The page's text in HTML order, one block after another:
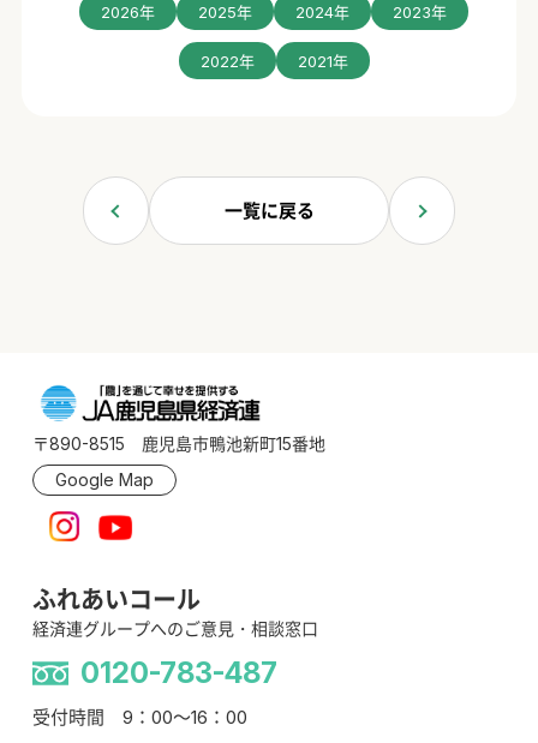
2026年 2025年 2024年 2023年
2022年 2021年
一覧に戻る
〒890-8515 鹿児島市鴨池新町15番地
Google Map
ふれあいコール
経済連グループへのご意見・相談窓口
0120-783-487
受付時間 9：00～16：00